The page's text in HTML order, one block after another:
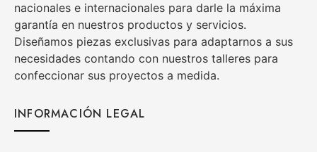
nacionales e internacionales para darle la máxima
garantía en nuestros productos y servicios.
Diseñamos piezas exclusivas para adaptarnos a sus
necesidades contando con nuestros talleres para
confeccionar sus proyectos a medida.
INFORMACIÓN LEGAL